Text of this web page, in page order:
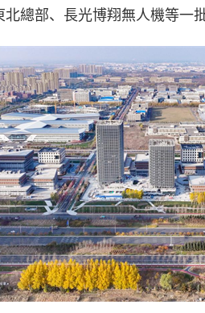
總部、長光博翔無人機等一